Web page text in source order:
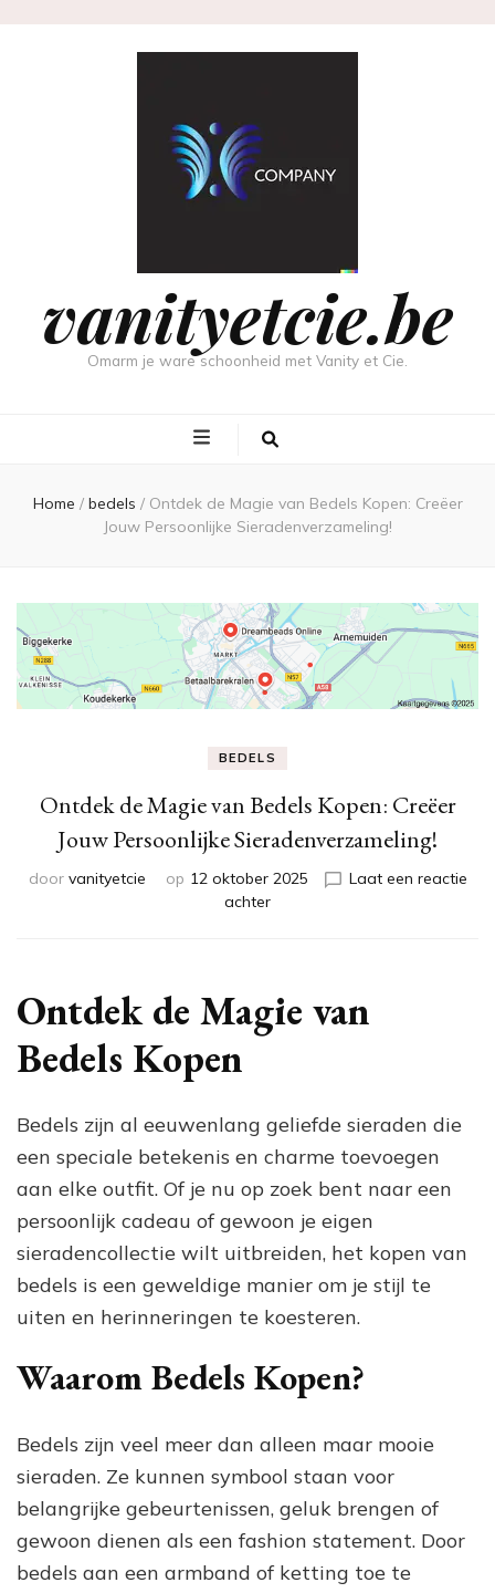
vanityetcie.be
Omarm je ware schoonheid met Vanity et Cie.
Home / bedels / Ontdek de Magie van Bedels Kopen: Creëer
Jouw Persoonlijke Sieradenverzameling!
BEDELS
Ontdek de Magie van Bedels Kopen: Creëer
Jouw Persoonlijke Sieradenverzameling!
door vanityetcie op 12 oktober 2025
Laat een reactie
achterop
van
Bedels
Kopen:
Sieradenverzameling!
Ontdek de Magie van
Bedels Kopen
Bedels zijn al eeuwenlang geliefde sieraden die
een speciale betekenis en charme toevoegen
aan elke outfit. Of je nu op zoek bent naar een
persoonlijk cadeau of gewoon je eigen
sieradencollectie wilt uitbreiden, het kopen van
bedels is een geweldige manier om je stijl te
uiten en herinneringen te koesteren.
Waarom Bedels Kopen?
Bedels zijn veel meer dan alleen maar mooie
sieraden. Ze kunnen symbool staan voor
belangrijke gebeurtenissen, geluk brengen of
gewoon dienen als een fashion statement. Door
bedels aan een armband of ketting toe te